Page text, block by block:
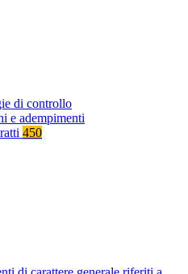
di controllo
e adempimenti
450